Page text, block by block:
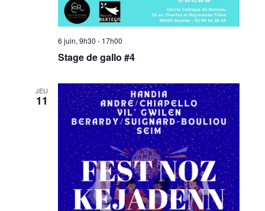
6 juin, 9h30 - 17h00
Stage de gallo #4
JEU
11